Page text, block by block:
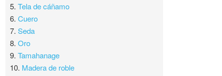
5.Tela de cáñamo
6.Cuero
7.Seda
8.Oro
9.Tamahanage
10. Madera de roble